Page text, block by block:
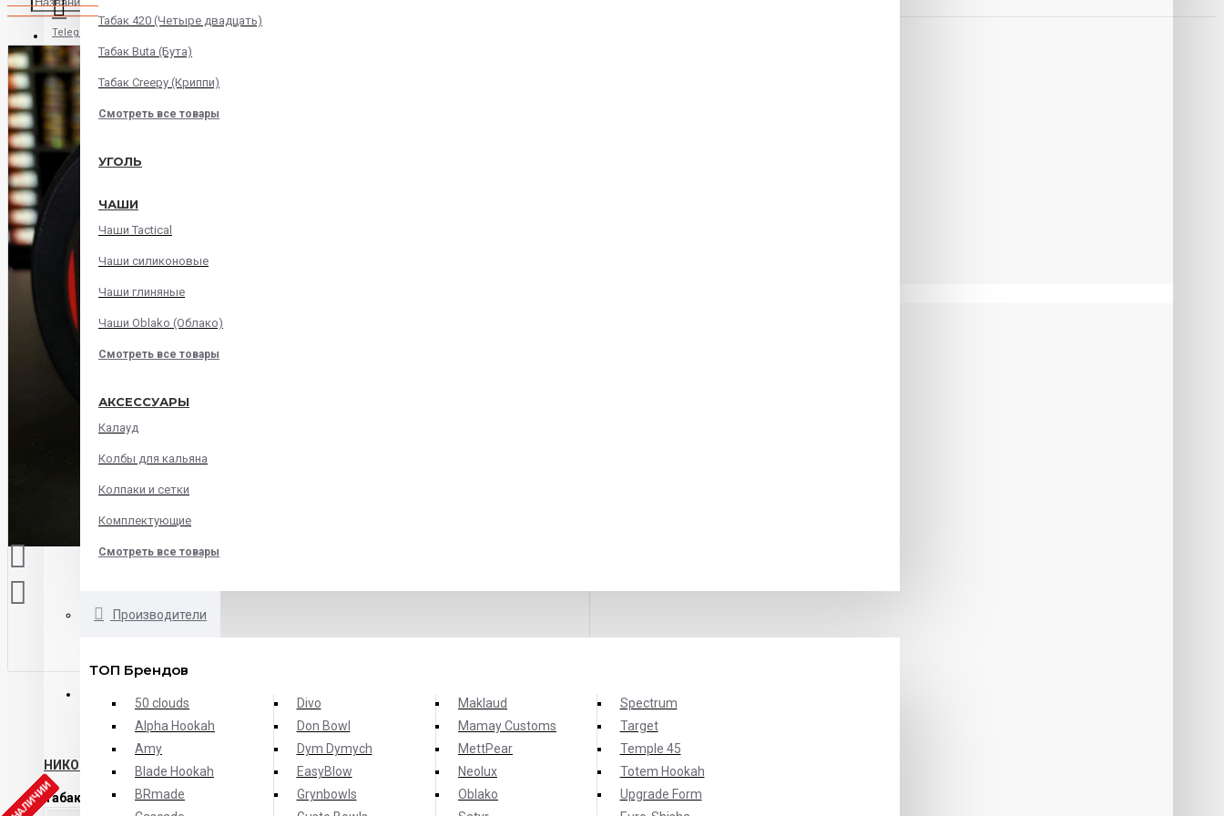
Telegram
Instagram
WatsApp
Корзина
В корзине пусто!
Табак 420 (Четыре двадцать)
Табак Buta (Бута)
Табак Creepy (Криппи)
Смотреть все товары
УГОЛЬ
ЧАШИ
Чаши Tactical
Чаши силиконовые
Чаши глиняные
Чаши Oblako (Облако)
Смотреть все товары
АКСЕССУАРЫ
Калауд
Колбы для кальяна
Колпаки и сетки
Комплектующие
Смотреть все товары
Производители
ТОП Брендов
50 clouds
Alpha Hookah
Amy
Blade Hookah
BRmade
Divo
Don Bowl
Dym Dymych
EasyBlow
Grynbowls
Maklaud
Mamay Customs
MettPear
Neolux
Oblako
Spectrum
Target
Temple 45
Totem Hookah
Upgrade Form
ОПИСАНИЕ ХАРАКТЕРИСТИКИ
НИКОГДА БОЛЬШЕ И НЕ БУДЕТ
Табак Must Have Strawberry-Lychee
- земляника и личи - достаточно сладкий вкус, во время